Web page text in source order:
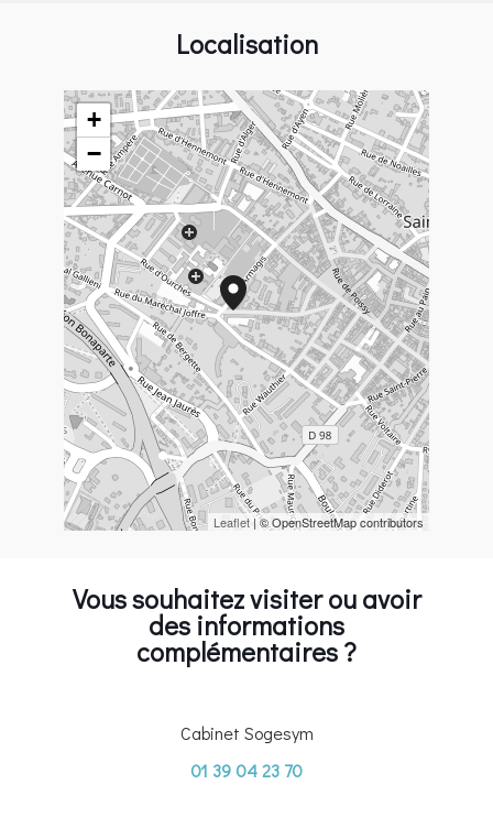
Localisation
+
−
Leaflet | © OpenStreetMap contributors
Vous souhaitez visiter ou avoir
des informations
complémentaires ?
Cabinet Sogesym
01 39 04 23 70